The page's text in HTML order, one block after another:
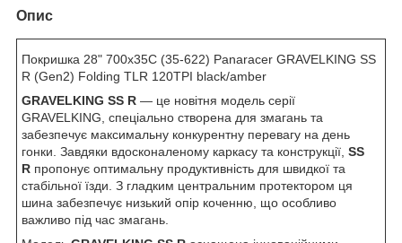
Опис
Покришка 28" 700x35C (35-622) Panaracer GRAVELKING SS
R (Gen2) Folding TLR 120TPI black/amber
GRAVELKING SS R — це новітня модель серії
GRAVELKING, спеціально створена для змагань та
забезпечує максимальну конкурентну перевагу на день
гонки. Завдяки вдосконаленому каркасу та конструкції, SS
R пропонує оптимальну продуктивність для швидкої та
стабільної їзди. З гладким центральним протектором ця
шина забезпечує низький опір коченню, що особливо
важливо під час змагань.